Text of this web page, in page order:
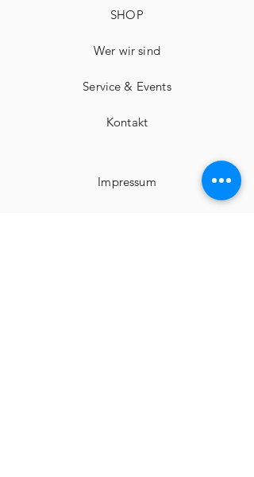
SHOP
Wer wir sind
Service & Events
Kontakt
Impressum